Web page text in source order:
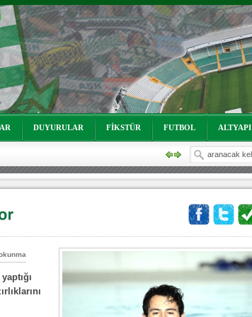
DUYURULAR FİKSTÜR FUTBOL ALTYAPI